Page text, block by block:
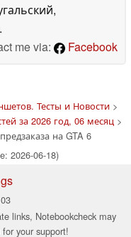
me via:
Facebook
Тесты и Новости>
за 2026 год, 06 месяц>
на GTA 6
2026-06-18)
links, Notebookcheck may
your support!